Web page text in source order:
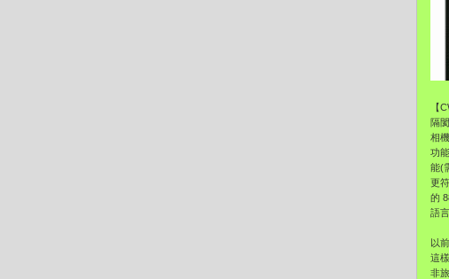
【
隔
相
功
能(
更
的
語
以
這
非